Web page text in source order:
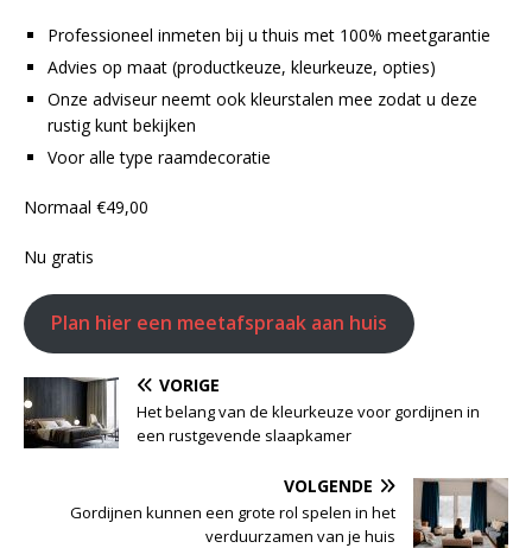
Professioneel inmeten bij u thuis met 100% meetgarantie
Advies op maat (productkeuze, kleurkeuze, opties)
Onze adviseur neemt ook kleurstalen mee zodat u deze
rustig kunt bekijken
Voor alle type raamdecoratie
Normaal €‎49,00
Nu gratis
Plan hier een meetafspraak aan huis
VORIGE
Het belang van de kleurkeuze voor gordijnen in
een rustgevende slaapkamer
VOLGENDE
Gordijnen kunnen een grote rol spelen in het
verduurzamen van je huis